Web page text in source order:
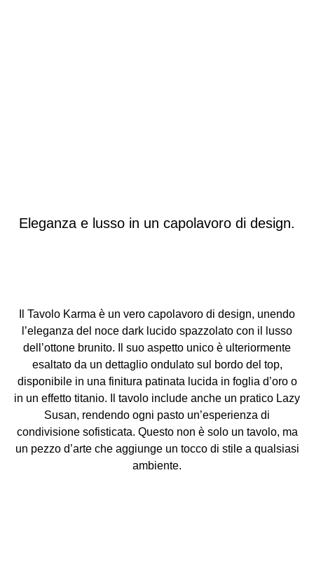
Eleganza e lusso in un capolavoro di design.
Il Tavolo Karma è un vero capolavoro di design, unendo
l’eleganza del noce dark lucido spazzolato con il lusso
dell’ottone brunito. Il suo aspetto unico è ulteriormente
esaltato da un dettaglio ondulato sul bordo del top,
disponibile in una finitura patinata lucida in foglia d’oro o
in un effetto titanio. Il tavolo include anche un pratico Lazy
Susan, rendendo ogni pasto un’esperienza di
condivisione sofisticata. Questo non è solo un tavolo, ma
un pezzo d’arte che aggiunge un tocco di stile a qualsiasi
ambiente.